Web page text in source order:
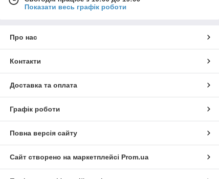
Показати весь графік роботи
Про нас
Контакти
Доставка та оплата
Графік роботи
Повна версія сайту
Сайт створено на маркетплейсі Prom.ua